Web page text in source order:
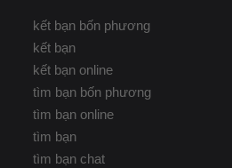
kết bạn bốn phương
kết bạn
kết bạn online
tìm bạn bốn phương
tìm bạn online
tìm bạn
tìm bạn chat